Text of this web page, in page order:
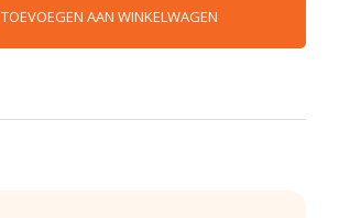
TOEVOEGEN AAN WINKELWAGEN